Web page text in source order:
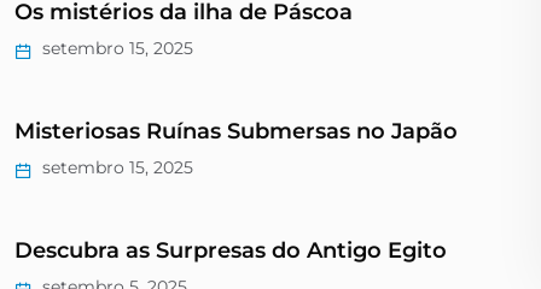
Os mistérios da ilha de Páscoa
setembro 15, 2025
Misteriosas Ruínas Submersas no Japão
setembro 15, 2025
Descubra as Surpresas do Antigo Egito